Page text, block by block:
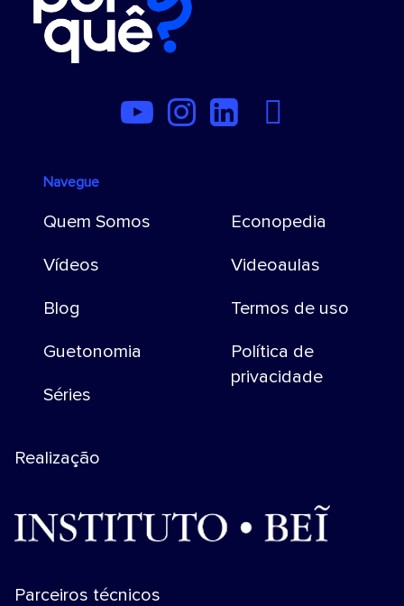
Navegue
Quem Somos
Vídeos
Blog
Guetonomia
Séries
Econopedia
Videoaulas
Termos de uso
Política de
privacidade
Realização
Parceiros técnicos